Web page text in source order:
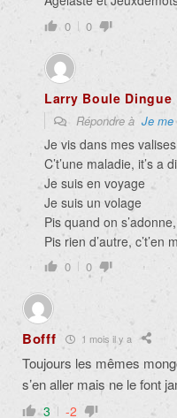
0 0
Larry Boule Dingue
Répondre à Je me
Je vis dans mes
C’t’une maladie, it’s a
Je suis en voyage
Je suis un volage
Pis quand on
Pis rien d’autre, c’t’en
0 0
Bofff 1 mois il y a
Toujours les mêmes
s’en aller mais ne le font
3 -2